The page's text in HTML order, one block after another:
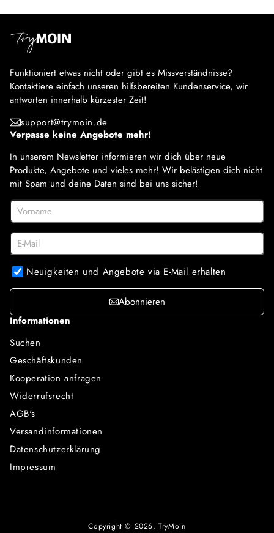
Funktioniert etwas nicht oder gibt es Missverständnisse?
Kontaktiere einfach unseren hilfsbereiten Kundenservice, wir
antworten innerhalb kürzester Zeit!
support@trymoin.de
Verpasse keine Angebote mehr!
In unserem Newsletter informieren wir dich über neue
Produkte, Angebote und vieles mehr! Wir belästigen dich nicht
mit Spam und deine Daten sind bei uns sicher!
Neuigkeiten und Angebote via E-Mail erhalten
Abonnieren
Informationen
Suchen
Geschäftskunden
Kooperation anfragen
Widerrufsrecht
AGB's
Versandinformationen
Datenschutzerklärung
Impressum
Copyright © 2026,TryMoin